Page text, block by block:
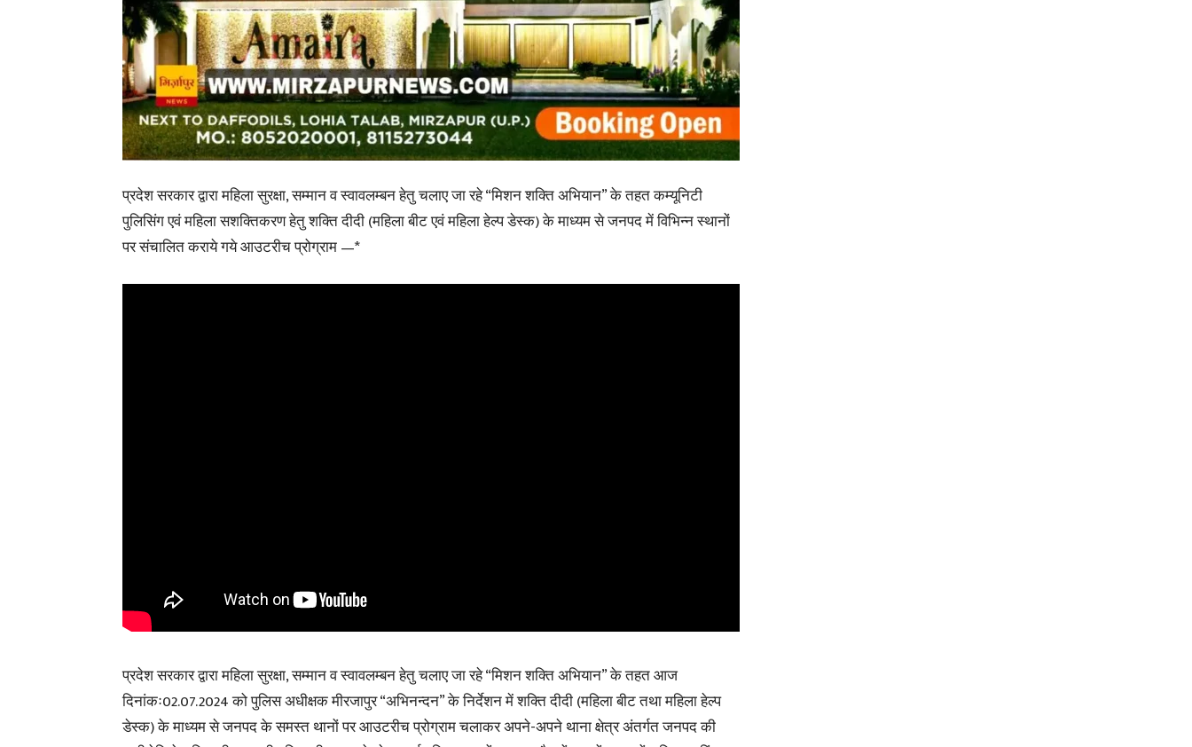
in
Hindi,
Paper
प्रदेश सरकार द्वारा महिला सुरक्षा, सम्मान व स्वावलम्बन हेतु चलाए जा रहे “मिशन शक्ति अभियान” के तहत कम्यूनिटी
पुलिसिंग एवं महिला सशक्तिकरण हेतु शक्ति दीदी (महिला बीट एवं महिला हेल्प डेस्क) के माध्यम से जनपद में विभिन्न स्थानों
पर संचालित कराये गये आउटरीच प्रोग्राम —*
प्रदेश सरकार द्वारा महिला सुरक्षा, सम्मान व स्वावलम्बन हेतु चलाए जा रहे “मिशन शक्ति अभियान” के तहत आज
दिनांकः02.07.2024 को पुलिस अधीक्षक मीरजापुर “अभिनन्दन” के निर्देशन में शक्ति दीदी (महिला बीट तथा महिला हेल्प
डेस्क) के माध्यम से जनपद के समस्त थानों पर आउटरीच प्रोग्राम चलाकर अपने-अपने थाना क्षेत्र अंतर्गत जनपद की